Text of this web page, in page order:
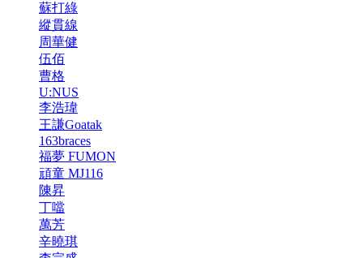
蘇打綠
縱貫線
周華健
伍佰
曹格
U:NUS
李浩瑋
王謙Goatak
163braces
福夢 FUMON
頑童 MJ116
陳昇
丁噹
萬芳
辛曉琪